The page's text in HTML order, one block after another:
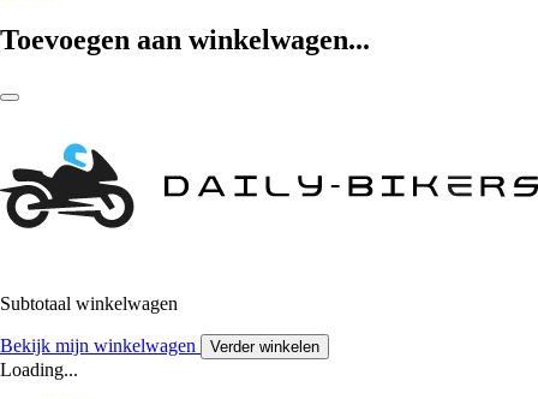
Toevoegen aan winkelwagen...
Subtotaal winkelwagen
Bekijk mijn winkelwagen Verder winkelen
Loading...